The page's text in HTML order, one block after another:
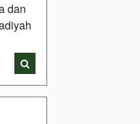
dan